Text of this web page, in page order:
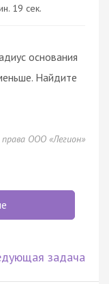
19 сек.
основания
Найдите
ООО «Легион»
задача